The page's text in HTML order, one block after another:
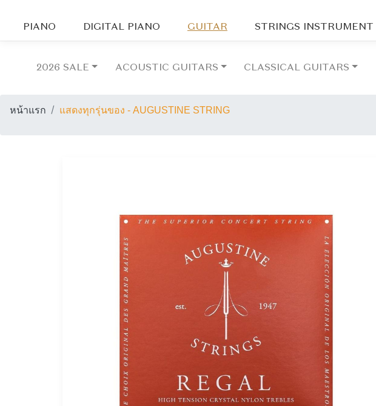
PIANO DIGITAL PIANO GUITAR STRINGS INSTRUMENT
2026 SALE ACOUSTIC GUITARS CLASSICAL GUITARS
หน้าแรก แสดงทุกรุ่นของ - AUGUSTINE STRING